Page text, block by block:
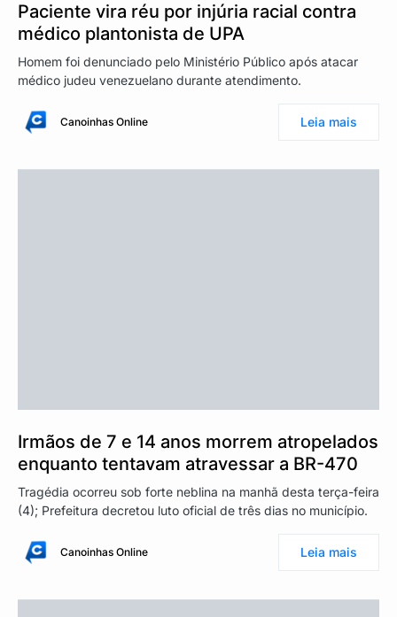
Paciente vira réu por injúria racial contra
médico plantonista de UPA
Homem foi denunciado pelo Ministério Público após atacar
médico judeu venezuelano durante atendimento.
Canoinhas Online Leia mais
Irmãos de 7 e 14 anos morrem atropelados
enquanto tentavam atravessar a BR-470
Tragédia ocorreu sob forte neblina na manhã desta terça-feira
(4); Prefeitura decretou luto oficial de três dias no município.
Canoinhas Online Leia mais